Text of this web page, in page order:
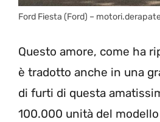
Ford Fiesta (Ford) –
Questo amore, come ha
è tradotto anche in una
di furti di questa
100.000 unità del